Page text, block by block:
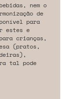
nem o
de
para
estes e
crianças,
(pratos,
tal pode